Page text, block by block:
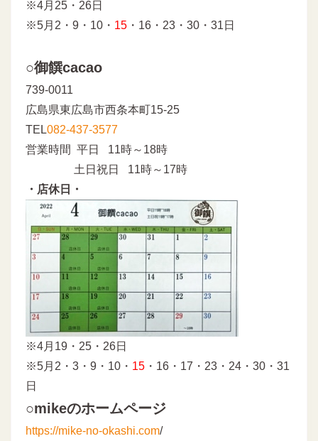
※4月25・26日
※5月2・9・10・ 15 ・16・23・30・31日
○御饌cacao
739-0011
広島県東広島市西条本町15-25
TEL082-437-3577
営業時間 平日 11時～18時
土日祝日 11時～17時
・店休日・
※4月19・25・26日
※5月2・3・9・10・ 15 ・16・17・23・24・30・31
日
○mikeのホームページ
https://mike-no-okashi.com/